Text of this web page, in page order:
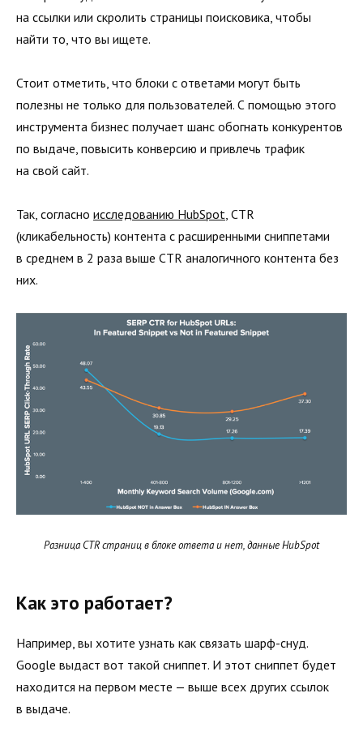
на ссылки или скролить страницы поисковика, чтобы
найти то, что вы ищете.
Стоит отметить, что блоки с ответами могут быть
полезны не только для пользователей. С помощью этого
инструмента бизнес получает шанс обогнать конкурентов
по выдаче, повысить конверсию и привлечь трафик
на свой сайт.
Так, согласно исследованию HubSpot, CTR
(кликабельность) контента с расширенными сниппетами
в среднем в 2 раза выше CTR аналогичного контента без
них.
Разница CTR страниц в блоке ответа и нет, данные HubSpot
Как это работает?
Например, вы хотите узнать как связать шарф-снуд.
Google выдаст вот такой сниппет. И этот сниппет будет
находится на первом месте — выше всех других ссылок
в выдаче.